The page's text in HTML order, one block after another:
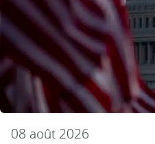
08 août 2026